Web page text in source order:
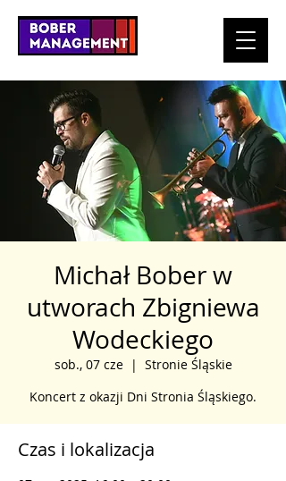
Michał Bober w
utworach Zbigniewa
Wodeckiego
sob., 07 cze
  |
Stronie Śląskie
Koncert z okazji Dni Stronia Śląskiego.
Czas i lokalizacja